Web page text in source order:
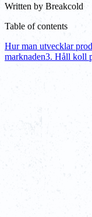
Written by Breakcold
Table of contents
Hur man utvecklar
marknaden3. Håll koll